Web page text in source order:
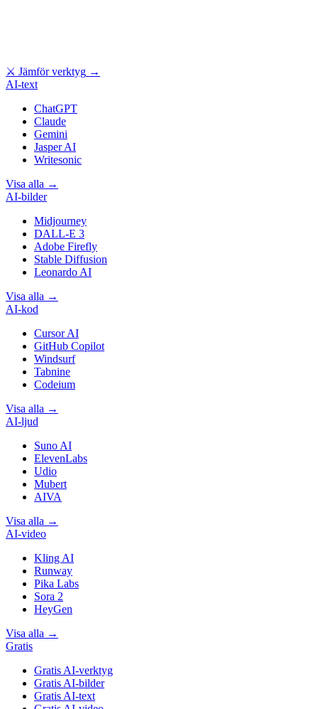
⚔ Jämför verktyg →
AI-text
ChatGPT
Claude
Gemini
Jasper AI
Writesonic
Visa alla →
AI-bilder
Midjourney
DALL-E 3
Adobe Firefly
Stable Diffusion
Leonardo AI
Visa alla →
AI-kod
Cursor AI
GitHub Copilot
Windsurf
Tabnine
Codeium
Visa alla →
AI-ljud
Suno AI
ElevenLabs
Udio
Mubert
AIVA
Visa alla →
AI-video
Kling AI
Runway
Pika Labs
Sora 2
HeyGen
Visa alla →
Gratis
Gratis AI-verktyg
Gratis AI-bilder
Gratis AI-text